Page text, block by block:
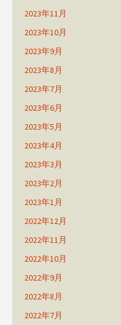
2023年11月
2023年10月
2023年9月
2023年8月
2023年7月
2023年6月
2023年5月
2023年4月
2023年3月
2023年2月
2023年1月
2022年12月
2022年11月
2022年10月
2022年9月
2022年8月
2022年7月